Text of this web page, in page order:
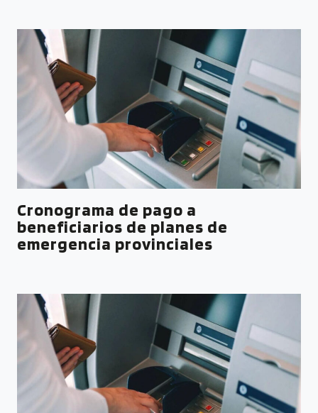
Cronograma de pago a
beneficiarios de planes de
emergencia provinciales